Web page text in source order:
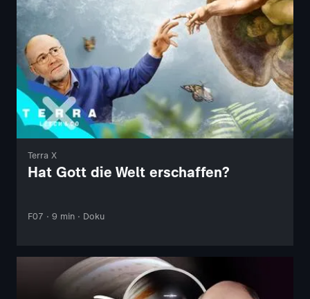
Terra X
Hat Gott die Welt erschaffen?
F07 · 9 min · Doku